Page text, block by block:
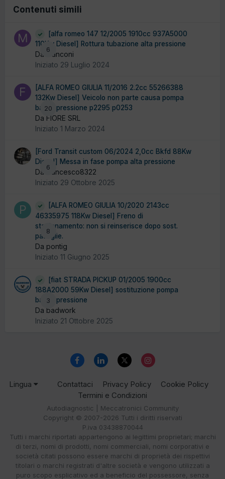
Contenuti simili
6
[alfa romeo 147 12/2005 1910cc 937A5000
110Kw Diesel] Rottura tubazione alta pressione
Da manconi
Iniziato 29 Luglio 2024
20
[ALFA ROMEO GIULIA 11/2016 2.2cc 55266388
132Kw Diesel] Veicolo non parte causa pompa
bassa pressione p2295 p0253
Da FIORE SRL
Iniziato 1 Marzo 2024
6
[Ford Transit custom 06/2024 2,0cc Bkfd 88Kw
Diesel] Messa in fase pompa alta pressione
Da francesco8322
Iniziato 29 Ottobre 2025
8
[ALFA ROMEO GIULIA 10/2020 2143cc
46335975 118Kw Diesel] Freno di
stazionamento: non si reinserisce dopo sost.
pastiglie.
Da pontig
Iniziato 11 Giugno 2025
3
[fiat STRADA PICKUP 01/2005 1900cc
188A2000 59Kw Diesel] sostituzione pompa
bassa pressione
Da badwork
Iniziato 21 Ottobre 2025
Lingua Contattaci Privacy Policy
Cookie Policy
Termini e Condizioni
Autodiagnostic | Meccatronici Community
Copyright © 2007-2026 Tutti i diritti riservati
P.iva 03438870044
Tutti i marchi riportati appartengono ai legittimi proprietari; marchi
di terzi, nomi di prodotti, nomi commerciali, nomi corporativi e
società citati possono essere marchi di proprietà dei rispettivi
titolari o marchi registrati d'altre società e vengono utilizzati a
puro scopo esplicativo ed a beneficio del possessore, senza